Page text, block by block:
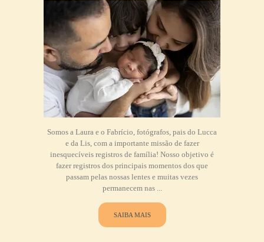
Somos a Laura e o Fabrício, fotógrafos, pais do Lucca
e da Lis, com a importante missão de fazer
inesquecíveis registros de família! Nosso objetivo é
fazer registros dos principais momentos dos que
passam pelas nossas lentes e muitas vezes
permanecem nas ...
SAIBA MAIS